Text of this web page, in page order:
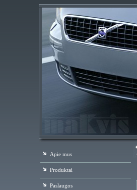
Apie mus
Produktai
Paslaugos